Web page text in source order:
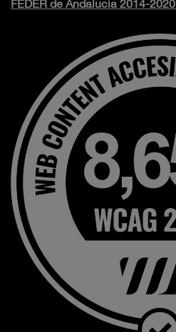
FEDER de Andalucía 2014-2020